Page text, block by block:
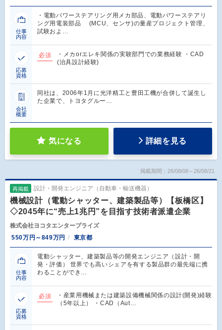
仕事
内容
・電動パワーステアリング用メカ部品、電動パワーステアリ
ング用電装部品 (MCU、センサ)の量産プロジェクト管理、
試験およ…
応募
資格
必須
・メカorエレキ関係の実験部門での業務経験 ・CAD
(治具設計経験)
会社
概要
同社は、2006年1月に光洋精工と豊田工機が合併して誕生し
た企業で、トヨタグルー…
気になる 詳細を見る
掲載期間：26/08/08～26/08/21
再掲載 設計・開発エンジニア（自動車・輸送機器）
機械設計（電動シャッター、建築製品等）【板橋区】
◇2045年に“売上1兆円”を目指す技術者派遣企業
株式会社ヨコタエンタープライズ
550万円～849万円
東京都
仕事
内容
電動シャッター、建築製品等の開発エンジニア（設計・開
発・評価） 世界でも高いシェアを有する製品群の最先端に携
わることができ…
応募
資格
必須
・産業用機械または建築設備機械関係の設計(開発)経験
（5年以上） ・CAD（Aut…